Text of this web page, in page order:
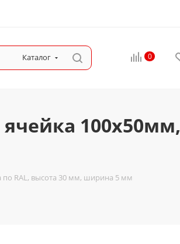
Каталог 0
100х50мм,
по RAL, высота 30 мм, ширина 5 мм